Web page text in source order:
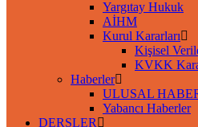
Yargıtay Hukuk
AİHM
Kurul Kararları
Kişisel
KVKK
Haberler
ULUSAL
Yabancı Haberler
DERSLER